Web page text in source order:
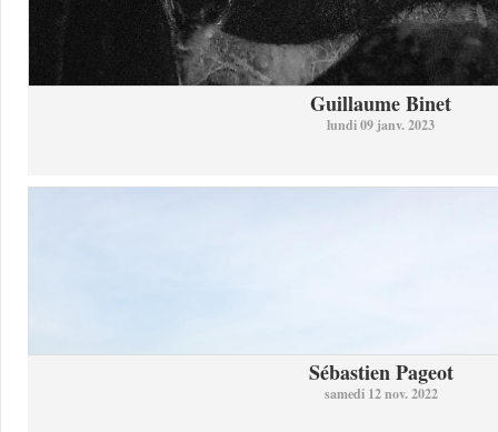
Guillaume Binet
lundi 09 janv. 2023
Sébastien Pageot
samedi 12 nov. 2022